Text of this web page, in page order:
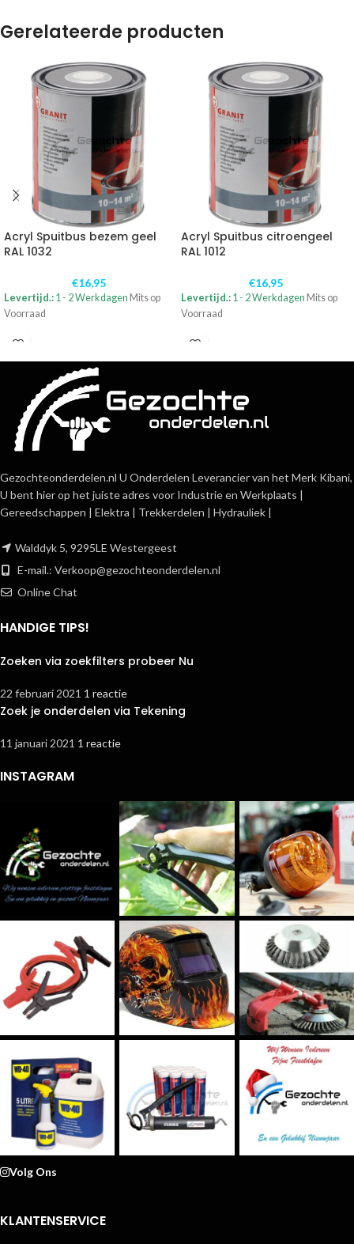
Gerelateerde producten
Acryl Spuitbus bezem geel
RAL 1032
€16,95
Levertijd.: 1 - 2 Werkdagen Mits op
Voorraad
Acryl Spuitbus citroengeel
RAL 1012
€16,95
Levertijd.: 1 - 2 Werkdagen Mits op
Voorraad
Gezochteonderdelen.nl U Onderdelen Leverancier van het Merk Kibani,
U bent hier op het juiste adres voor Industrie en Werkplaats |
Gereedschappen | Elektra | Trekkerdelen | Hydrauliek |
Walddyk 5, 9295LE Westergeest
E-mail.: Verkoop@gezochteonderdelen.nl
Online Chat
HANDIGE TIPS!
Zoeken via zoekfilters probeer Nu
22 februari 2021 1 reactie
Zoek je onderdelen via Tekening
11 januari 2021 1 reactie
INSTAGRAM
Volg Ons
KLANTENSERVICE